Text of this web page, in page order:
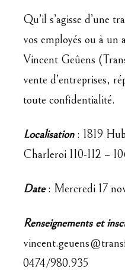
Qu’il s’agisse d’une
vos employés ou à un
Vincent Geûens
vente d’entreprises,
toute confidentialité.
Localisation: 1819
Charleroi 110-112 –
Date: Mercredi 17
Renseignements et
0474/980.935